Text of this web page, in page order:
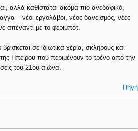
αλλά καθίσταται ακόμα πιο ανεδαφικό,
– νέοι εργολάβοι, νέος δανεισμός, νέες
απέναντι με το φεριμπότ.
σε ιδιωτικά χέρια, σκληρούς και
Ηπείρου που περιμένουν το τρένο από την
του 21ου αιώνα.
Πηγή